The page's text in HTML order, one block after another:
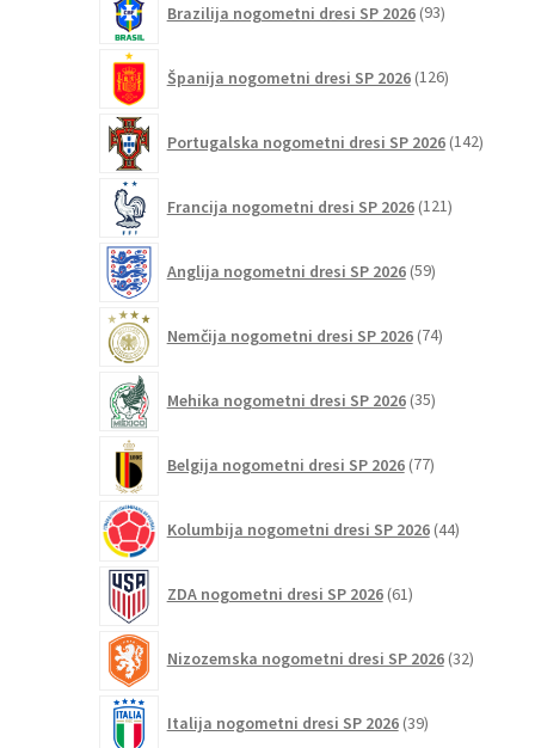
Brazilija nogometni dresi SP 2026 93izdelkov
Španija nogometni dresi SP 2026 126izdelkov
Portugalska nogometni dresi SP 2026 142
Francija nogometni dresi SP 2026 121izdelkov
Anglija nogometni dresi SP 2026 59izdelkov
Nemčija nogometni dresi SP 2026 74izdelkov
Mehika nogometni dresi SP 2026 35izdelkov
Belgija nogometni dresi SP 2026 77izdelkov
Kolumbija nogometni dresi SP 2026 44izdelkov
ZDA nogometni dresi SP 2026 61izdelkov
Nizozemska nogometni dresi SP 2026 32izdelkov
Italija nogometni dresi SP 2026 39izdelkov